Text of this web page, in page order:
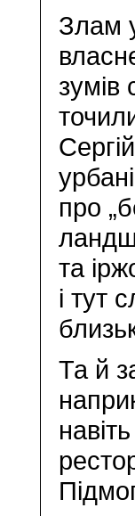
Злам
зумів
про
та
і тут
Та й